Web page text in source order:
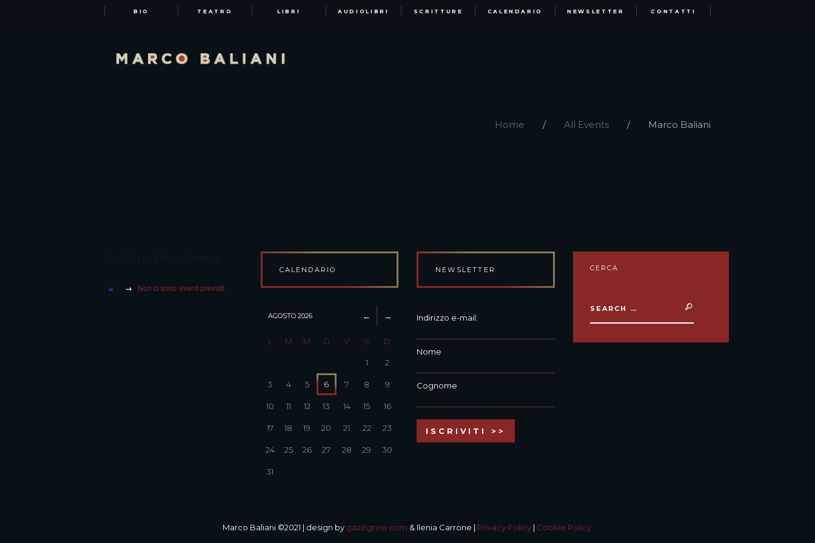
BIO TEATRO LIBRI AUDIOLIBRI SCRITTURE CALENDARIO NEWSLETTER CONTATTI
Home All Events Marco Baliani
Non ci sono eventi previsti.
CALENDARIO
AGOSTO 2026
L M M G V S D
1 2
3 4 5 6 7 8 9
10 11 12 13 14 15 16
17 18 19 20 21 22 23
24 25 26 27 28 29 30
31
NEWSLETTER
Indirizzo e-mail:
Nome
Cognome
CERCA
Marco Baliani ©2021 | design by gazzigrow.com & Ilenia Carrone | Privacy Policy| Cookie Policy